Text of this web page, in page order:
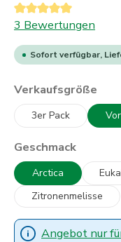
Durchschnittliche
3 Bewertungen
Sofort verfügbar,
Verkaufsgröße
3er Pack
Geschmack
Arctica
Zitronenmelisse
Angebot nur